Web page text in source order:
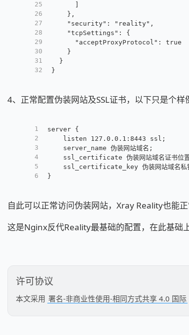
25
26
27
28
29
30
31
32
      ]
    },
    "security": "reality",
    "tcpSettings": {
      "acceptProxyProtocol": true
    }
  }
}
4、正常配置伪装网站及SSL证书，以下只是个样
1
2
3
4
5
6
server {
    listen 127.0.0.1:8443 ssl;
    server_name 伪装网站域名;
ssl_certificate 伪装网站域名证书位
ssl_certificate_key 伪装网站域名私
}
自此可以正常访问伪装网站，Xray Reality也能
这是Nginx反代Reality最基础的配置，在此基础
许可协议
本文采用 署名-非商业性使用-相同方式共享 4.0 国际